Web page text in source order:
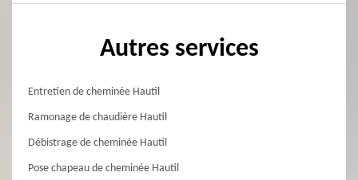
Autres services
Entretien de cheminée Hautil
Ramonage de chaudière Hautil
Débistrage de cheminée Hautil
Pose chapeau de cheminée Hautil